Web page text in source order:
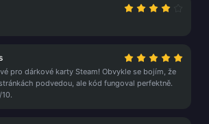
pro dárkové karty Steam! Obvykle se bojím, že
podvedou, ale kód fungoval perfektně.